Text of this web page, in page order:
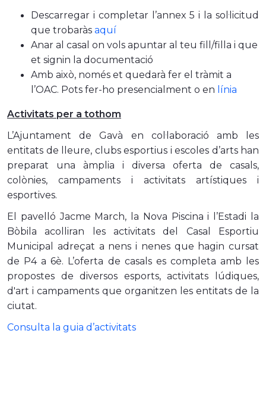
Descarregar i completar l’annex 5 i la sol·licitud
que trobaràs aquí
Anar al casal on vols apuntar al teu fill/filla i que
et signin la documentació
Amb això, només et quedarà fer el tràmit a
l’OAC. Pots fer-ho presencialment o en línia
Activitats per a tothom
L’Ajuntament de Gavà en col·laboració amb les
entitats de lleure, clubs esportius i escoles d’arts han
preparat una àmplia i diversa oferta de casals,
colònies, campaments i activitats artístiques i
esportives.
El pavelló Jacme March, la Nova Piscina i l’Estadi la
Bòbila acolliran les activitats del Casal Esportiu
Municipal adreçat a nens i nenes que hagin cursat
de P4 a 6è. L’oferta de casals es completa amb les
propostes de diversos esports, activitats lúdiques,
d'art i campaments que organitzen les entitats de la
ciutat.
Consulta la guia d’activitats